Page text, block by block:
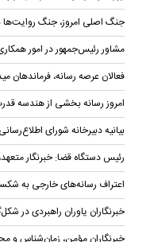
جنگ اصلی امروز، جنگ
مشاور رئیس‌جمهور در امور
فعالان عرصه رسانه، فرماندهان
امروز رسانه بخشی از هندسه
بیانیه دبیرخانه شورای
رئیس دستگاه قضا:‌ خبرنگار
اعتراف رسانه‌های خارجی به
خبرنگاران یاوران راهبردی در
خبرنگاران مؤمن، زمان‌شناس و